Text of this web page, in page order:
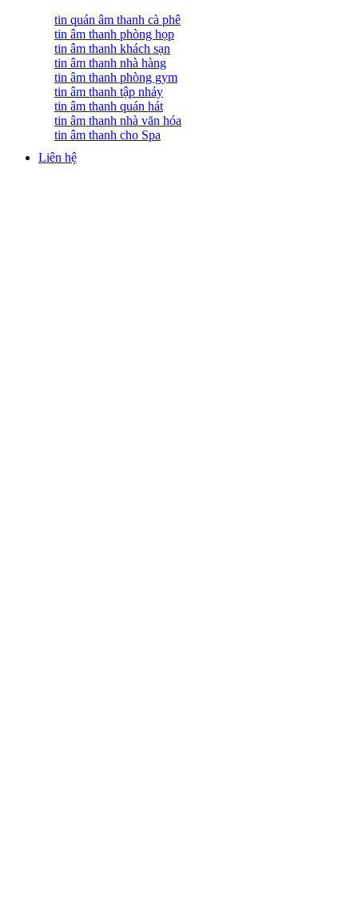
tin quán âm thanh cà phê
tin âm thanh phòng họp
tin âm thanh khách sạn
tin âm thanh nhà hàng
tin âm thanh phòng gym
tin âm thanh tập nhảy
tin âm thanh quán hát
tin âm thanh nhà văn hóa
tin âm thanh cho Spa
Liên hệ